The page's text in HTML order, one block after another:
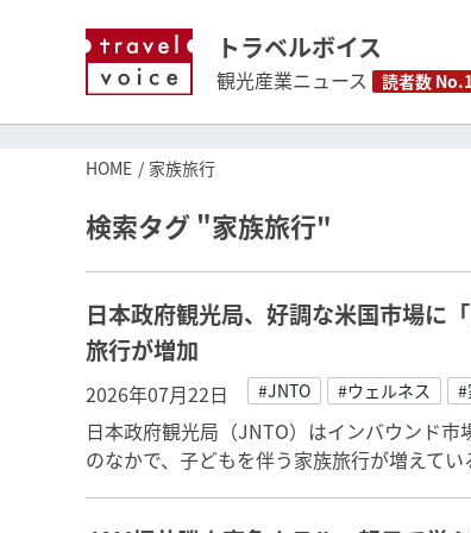
トラベルボイス
観光産業ニュース 読者数
HOME 家族旅行
検索タグ "家族旅行"
日本政府観光局、好調な米国市場に
旅行が増加
2026年07月22日 #JNTO #ウェルネス
日本政府観光局（JNTO）はインバウンド
のなかで、子どもを伴う家族旅行が増えて